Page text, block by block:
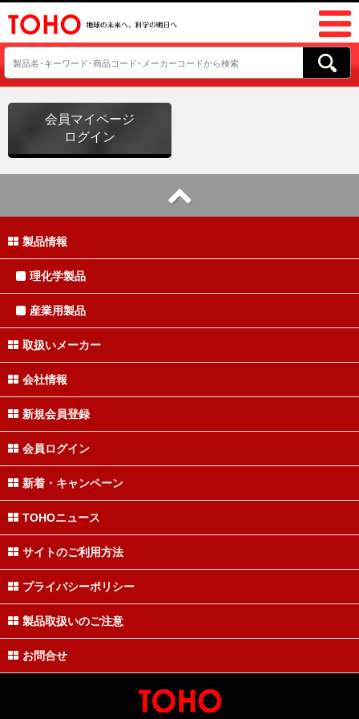
会員マイページ
ログイン
製品情報
理化学製品
産業用製品
取扱いメーカー
会社情報
新規会員登録
会員ログイン
新着・キャンペーン
TOHOニュース
サイトのご利用方法
プライバシーポリシー
製品取扱いのご注意
お問合せ